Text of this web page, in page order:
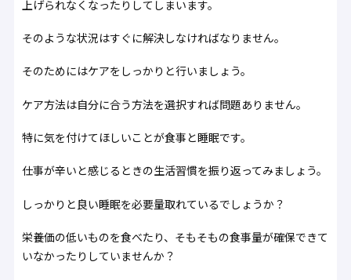
上げられなくなったりしてしまいます。
そのような状況はすぐに解決しなければなりません。
そのためにはケアをしっかりと行いましょう。
ケア方法は自分に合う方法を選択すれば問題ありません。
特に気を付けてほしいことが食事と睡眠です。
仕事が辛いと感じるときの生活習慣を振り返ってみましょう。
しっかりと良い睡眠を必要量取れているでしょうか？
栄養価の低いものを食べたり、そもそもの食事量が確保できて
いなかったりしていませんか？